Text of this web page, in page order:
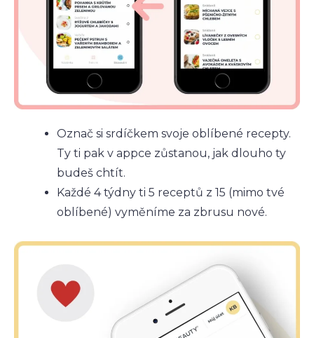
Označ si srdíčkem svoje oblíbené recepty.
Ty ti pak v appce zůstanou, jak dlouho ty
budeš chtít.
Každé 4 týdny ti 5 receptů z 15 (mimo tvé
oblíbené) vyměníme za zbrusu nové.